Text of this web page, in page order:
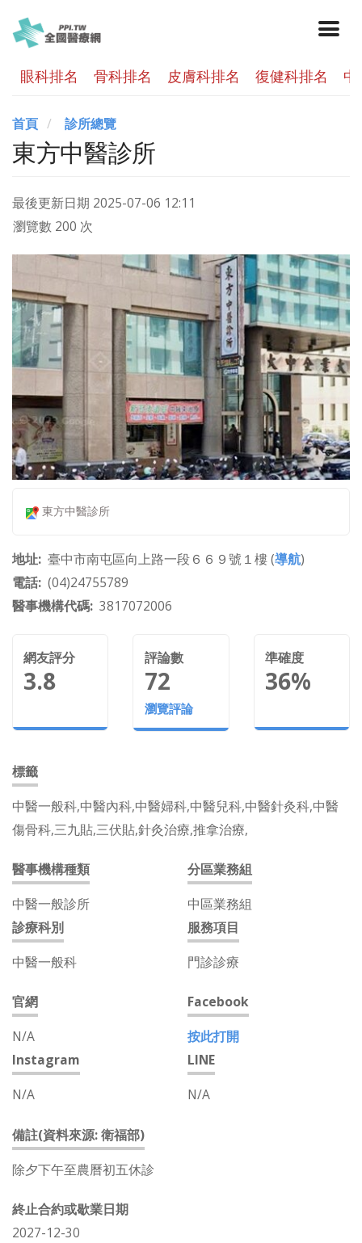
眼科排名 骨科排名 皮膚科排名 復健科排名
首頁 診所總覽
東方中醫診所
最後更新日期 2025-07-06 12:11
瀏覽數 200 次
東方中醫診所
地址 臺中市南屯區向上路一段６６９號１樓 (導航)
電話 (04)24755789
醫事機構代碼 3817072006
網友評分
3.8
評論數
72
瀏覽評論
準確度
36%
標籤
中醫一般科,中醫內科,中醫婦科,中醫兒科,中醫針灸科,中醫
傷骨科,三九貼,三伏貼,針灸治療,推拿治療,
醫事機構種類
中醫一般診所
分區業務組
中區業務組
診療科別
中醫一般科
服務項目
門診診療
官網
N/A
Facebook
按此打開
Instagram
N/A
LINE
N/A
備註(資料來源: 衛福部)
除夕下午至農曆初五休診
終止合約或歇業日期
2027-12-30